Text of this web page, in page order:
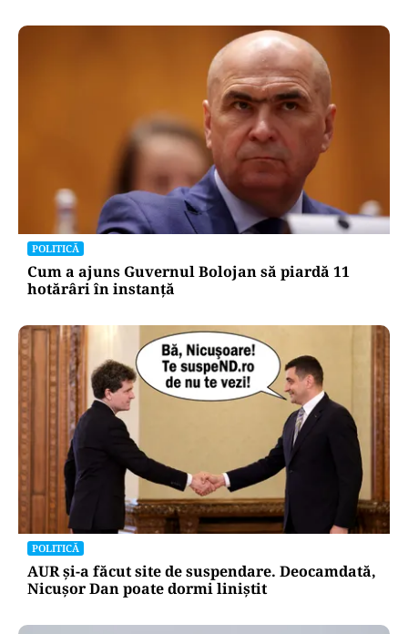
POLITICĂ
Cum a ajuns Guvernul Bolojan să piardă 11
hotărâri în instanță
POLITICĂ
AUR și-a făcut site de suspendare. Deocamdată,
Nicușor Dan poate dormi liniștit